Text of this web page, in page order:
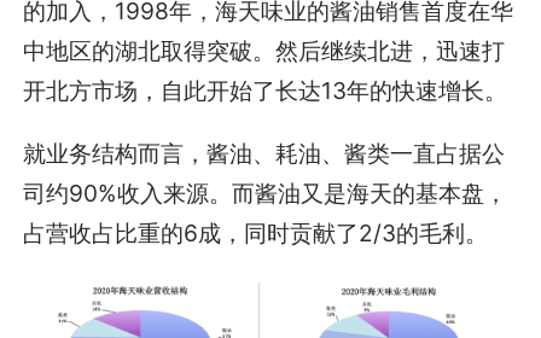
的加入，1998年，海天味业的酱油销售首度在华
中地区的湖北取得突破。然后继续北进，迅速打
开北方市场，自此开始了长达13年的快速增长。
就业务结构而言，酱油、耗油、酱类一直占据公
司约90%收入来源。而酱油又是海天的基本盘，
占营收占比重的6成，同时贡献了2/3的毛利。